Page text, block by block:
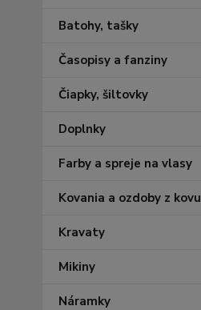
Batohy, tašky
Časopisy a fanziny
Čiapky, šiltovky
Doplnky
Farby a spreje na vlasy
Kovania a ozdoby z kovu
Kravaty
Mikiny
Náramky